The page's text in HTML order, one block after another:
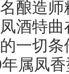
酿造
酒特
一切条
凤香